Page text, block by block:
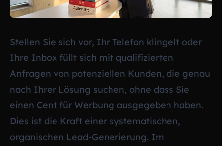
Stellen Sie sich vor, Ihr Telefon klingelt oder
Ihre Inbox füllt sich mit qualifizierten
Anfragen von potenziellen Kunden, die genau
nach Ihrer Lösung suchen, ohne dass Sie
einen Cent für Werbung ausgegeben haben.
Dies ist die Kraft einer systematischen,
organischen Lead-Generierung. Im